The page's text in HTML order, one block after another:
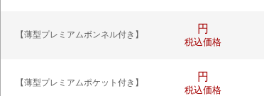
【薄型プレミアムボンネル付き】 円
税込価格
【薄型プレミアムポケット付き】 円
税込価格